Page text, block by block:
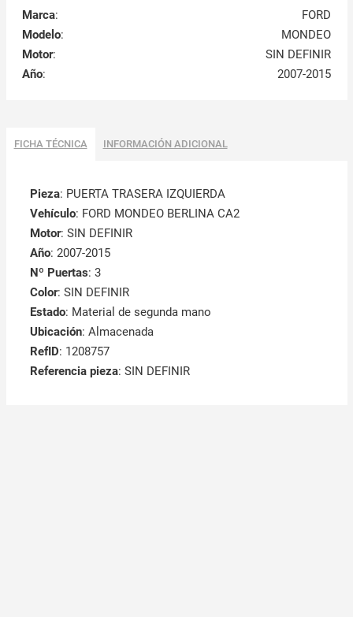
Marca:
FORD
Modelo:
MONDEO
Motor:
SIN DEFINIR
Año: 2007-2015
FICHA TÉCNICA INFORMACIÓN ADICIONAL
Pieza: PUERTA TRASERA IZQUIERDA
Vehículo: FORD MONDEO BERLINA CA2
Motor: SIN DEFINIR
Año: 2007-2015
Nº Puertas: 3
Color: SIN DEFINIR
Estado: Material de segunda mano
Ubicación: Almacenada
RefID: 1208757
Referencia pieza: SIN DEFINIR